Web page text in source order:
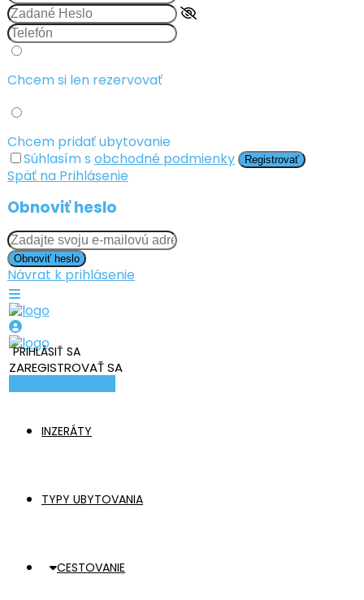
Chcem si len rezervovať
Chcem pridať ubytovanie
Súhlasím s obchodné podmienky Registrovať
Späť na Prihlásenie
Obnoviť heslo
Obnoviť heslo
Návrat k prihlásenie
PRIHLÁSIŤ SA
ZAREGISTROVAŤ SA
INZERÁTY
TYPY UBYTOVANIA
CESTOVANIE